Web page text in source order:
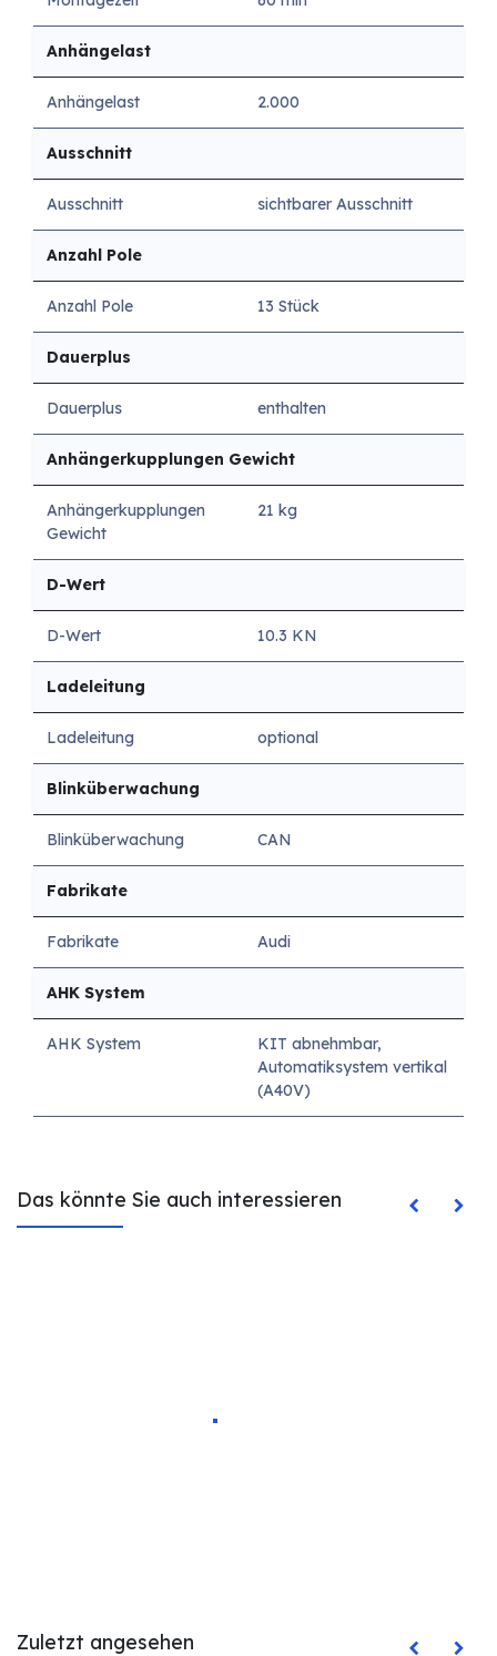
Anhängelast
Anhängelast 2.000
Ausschnitt
Ausschnitt sichtbarer Ausschnitt
Anzahl Pole
Anzahl Pole 13 Stück
Dauerplus
Dauerplus enthalten
Anhängerkupplungen Gewicht
Anhängerkupplungen
Gewicht
21 kg
D-Wert
D-Wert 10.3 KN
Ladeleitung
Ladeleitung optional
Blinküberwachung
Blinküberwachung CAN
Fabrikate
Fabrikate Audi
AHK System
AHK System
KIT abnehmbar,
Automatiksystem vertikal
(A40V)
Das könnte Sie auch interessieren
Zuletzt angesehen